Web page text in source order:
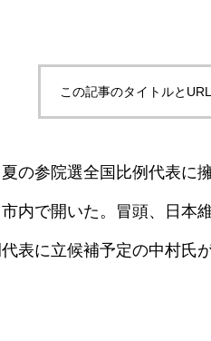
この記事のタイトルと
の参院選全国比例代表に
内で開いた。冒頭、日本
表に立候補予定の中村氏が